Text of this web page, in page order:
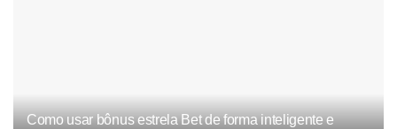
Como usar bônus estrela Bet de forma inteligente e